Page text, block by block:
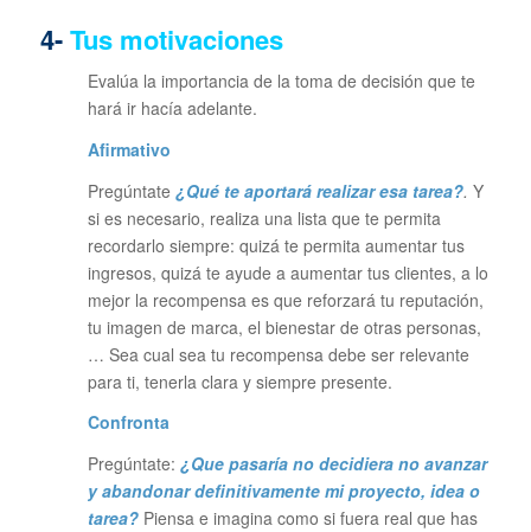
4- Tus motivaciones
Evalúa la importancia de la toma de decisión que te
hará ir hacía adelante.
Afirmativo
Pregúntate ¿Qué te aportará realizar esa tarea?. Y
si es necesario, realiza una lista que te permita
recordarlo siempre: quizá te permita aumentar tus
ingresos, quizá te ayude a aumentar tus clientes, a lo
mejor la recompensa es que reforzará tu reputación,
tu imagen de marca, el bienestar de otras personas,
… Sea cual sea tu recompensa debe ser relevante
para ti, tenerla clara y siempre presente.
Confronta
Pregúntate: ¿Que pasaría no decidiera no avanzar
y abandonar definitivamente mi proyecto, idea o
tarea? Piensa e imagina como si fuera real que has